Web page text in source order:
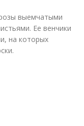
выемчатыми
Ее венчики
на которых